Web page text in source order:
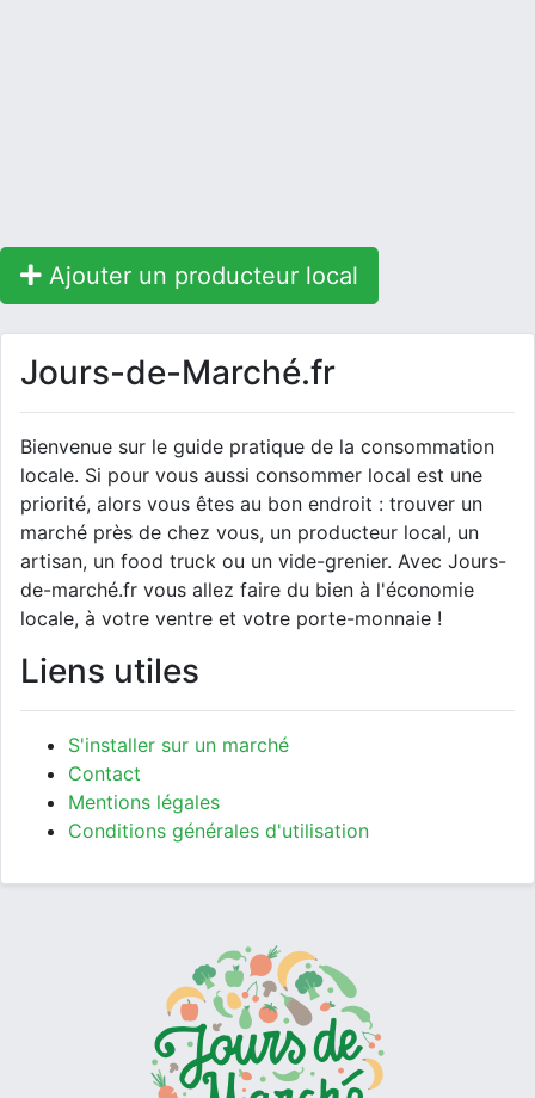
Ajouter un producteur local
Jours-de-Marché.fr
Bienvenue sur le guide pratique de la consommation
locale. Si pour vous aussi consommer local est une
priorité, alors vous êtes au bon endroit : trouver un
marché près de chez vous, un producteur local, un
artisan, un food truck ou un vide-grenier. Avec Jours-
de-marché.fr vous allez faire du bien à l'économie
locale, à votre ventre et votre porte-monnaie !
Liens utiles
S'installer sur un marché
Contact
Mentions légales
Conditions générales d'utilisation